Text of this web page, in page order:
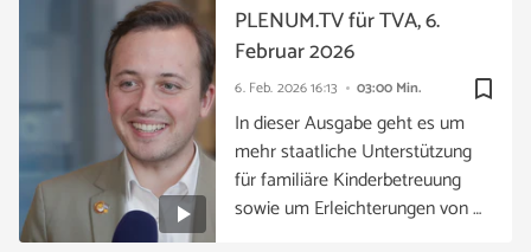
bookmark_border
6. Feb. 202616:13 03:00 Min.
PLENUM.TV für TVA, 6.
Februar 2026
In dieser Ausgabe geht es um
mehr staatliche Unterstützung
für familiäre Kinderbetreuung
sowie um Erleichterungen von …